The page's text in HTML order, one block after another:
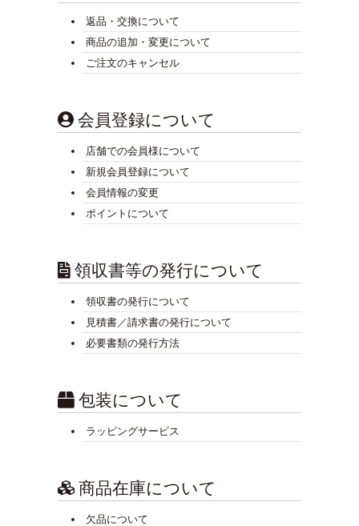
返品・交換について
商品の追加・変更について
ご注文のキャンセル
会員登録について
店舗での会員様について
新規会員登録について
会員情報の変更
ポイントについて
領収書等の発行について
領収書の発行について
見積書／請求書の発行について
必要書類の発行方法
包装について
ラッピングサービス
商品在庫について
欠品について